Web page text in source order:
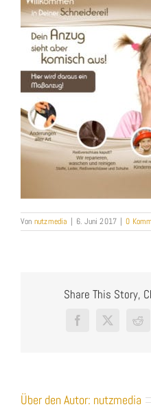
Von nutzmedia | 6. Juni 2017 | 0
Share This Story,
Facebook
X
Über den Autor: nutzmedia